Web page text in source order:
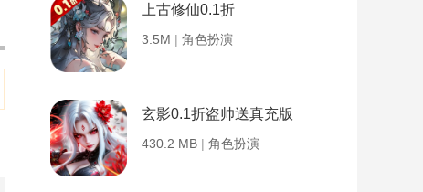
上古修仙0.1折
3.5M | 角色扮演
玄影0.1折盗帅送真充版
430.2 MB | 角色扮演